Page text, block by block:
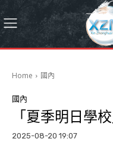
Home 國內
國內
「夏季明日學
2025-08-20 19:07